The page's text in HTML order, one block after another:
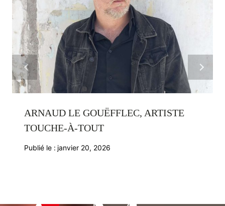
ARNAUD LE GOUËFFLEC, ARTISTE
TOUCHE-À-TOUT
Publié le : janvier 20, 2026